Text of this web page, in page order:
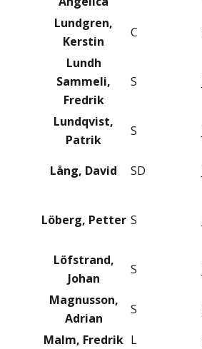
Lundgren,
Kerstin
C
Lundh
Sammeli,
Fredrik
S
Lundqvist,
Patrik
S
Lång, David SD
Löberg, Petter S
Löfstrand,
Johan
S
Magnusson,
Adrian
S
Malm, Fredrik L